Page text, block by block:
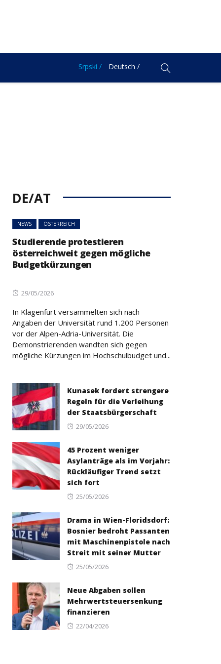
Srpski / Deutsch /
DE/AT
NEWS ÖSTERREICH
Studierende protestieren
österreichweit gegen mögliche
Budgetkürzungen
Posted
29/05/2026
In Klagenfurt versammelten sich nach
Angaben der Universität rund 1.200 Personen
vor der Alpen-Adria-Universität. Die
Demonstrierenden wandten sich gegen
mögliche Kürzungen im Hochschulbudget und...
Kunasek fordert strengere
Regeln für die Verleihung
der Staatsbürgerschaft
Posted
29/05/2026
45 Prozent weniger
Asylanträge als im Vorjahr:
Rückläufiger Trend setzt
sich fort
Posted
25/05/2026
Drama in Wien-Floridsdorf:
Bosnier bedroht Passanten
mit Maschinenpistole nach
Streit mit seiner Mutter
Posted
25/05/2026
Neue Abgaben sollen
Mehrwertsteuersenkung
finanzieren
Posted
22/04/2026